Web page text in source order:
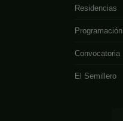
Residencias
Programación
Convocatoria
El Semillero